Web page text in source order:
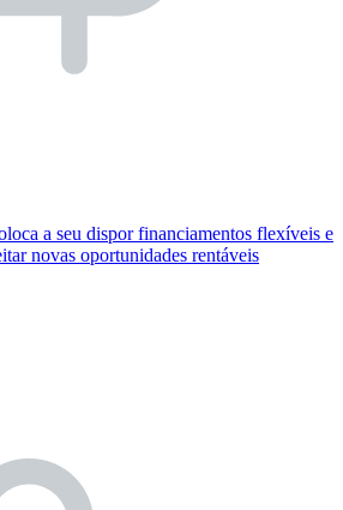
a seu dispor financiamentos flexíveis e
novas oportunidades rentáveis